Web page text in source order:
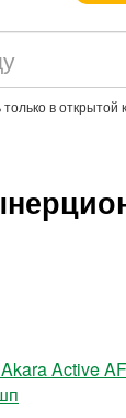
только в открытой
Active